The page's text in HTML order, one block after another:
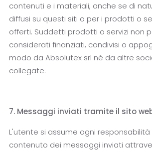
contenuti e i materiali, anche se di
diffusi su questi siti o per i prodotti o
offerti. Suddetti prodotti o servizi non
considerati finanziati, condivisi o
modo da Absolutex srl né da altre
collegate.
7. Messaggi inviati tramite il sito
L'utente si assume ogni
contenuto dei messaggi inviati